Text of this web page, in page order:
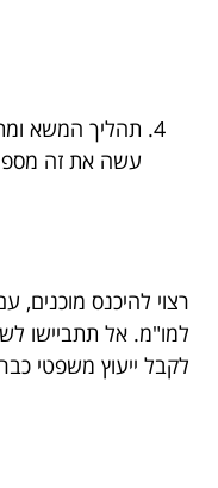
תהליך המשא
עשה את זה
רצוי להיכנס מוכנים,
למו"מ. אל תתביישו
לקבל ייעוץ משפטי